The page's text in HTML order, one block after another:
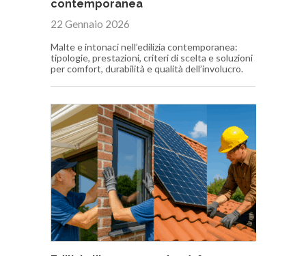
contemporanea
22 Gennaio 2026
Malte e intonaci nell’edilizia contemporanea:
tipologie, prestazioni, criteri di scelta e soluzioni
per comfort, durabilità e qualità dell’involucro.